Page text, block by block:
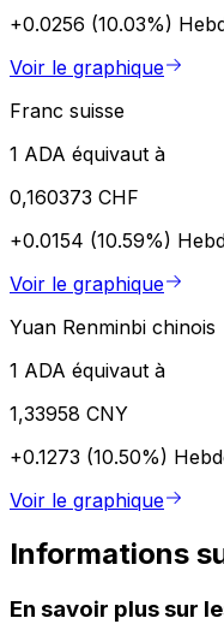
+0.0256 (10.03%)
Voir le graphique
Franc suisse
1 ADA équivaut à
0,160373 CHF
+0.0154 (10.59%)
Voir le graphique
Yuan Renminbi chinois
1 ADA équivaut à
1,33958 CNY
+0.1273 (10.50%)
Voir le graphique
Informations
En savoir plus sur